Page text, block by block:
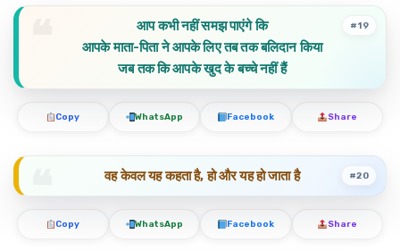
आप कभी नहीं समझ पाएंगे कि
आपके माता-पिता ने आपके लिए तब तक बलिदान किया
जब तक कि आपके खुद के बच्चे नहीं हैं
#19
Copy WhatsApp Facebook Share
वह केवल यह कहता है, हो और यह हो जाता है #20
Copy WhatsApp Facebook Share